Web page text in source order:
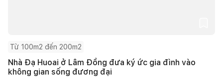
Từ 100m2 đến 200m2
Nhà Đạ Huoai ở Lâm Đồng đưa ký ức gia đình vào
không gian sống đương đại